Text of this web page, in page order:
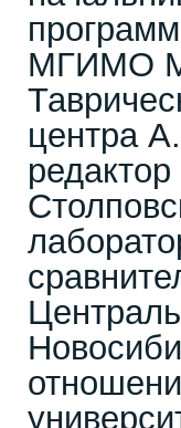
МГИМО
центра